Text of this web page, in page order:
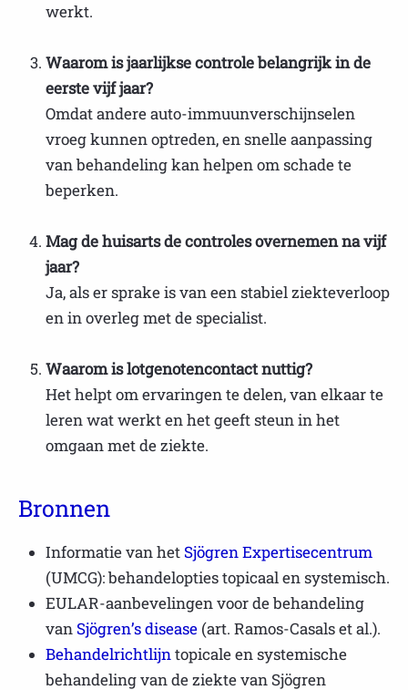
werkt.
Waarom is jaarlijkse controle belangrijk in de
eerste vijf jaar?
Omdat andere auto-immuunverschijnselen
vroeg kunnen optreden, en snelle aanpassing
van behandeling kan helpen om schade te
beperken.
Mag de huisarts de controles overnemen na vijf
jaar?
Ja, als er sprake is van een stabiel ziekteverloop
en in overleg met de specialist.
Waarom is lotgenotencontact nuttig?
Het helpt om ervaringen te delen, van elkaar te
leren wat werkt en het geeft steun in het
omgaan met de ziekte.
Bronnen
Informatie van het Sjögren Expertisecentrum
(UMCG): behandelopties topicaal en systemisch.
EULAR-aanbevelingen voor de behandeling
van Sjögren’s disease (art. Ramos-Casals et al.).
Behandelrichtlijn topicale en systemische
behandeling van de ziekte van Sjögren